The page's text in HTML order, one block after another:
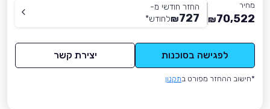
מחיר
70,522
₪
החזר חודשי מ-
727
₪לחודש*
לפגישה בסוכנות יצירת קשר
*חישוב ההחזר מפורט בתקנון